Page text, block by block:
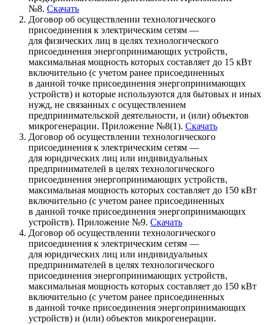
№8. Скачать
Договор об осуществлении технологического
присоединения к электрическим сетям —
для физических лиц в целях технологического
присоединения энергопринимающих устройств,
максимальная мощность которых составляет до 15 кВт
включительно (с учетом ранее присоединенных
в данной точке присоединения энергопринимающих
устройств) и которые используются для бытовых и иных
нужд, не связанных с осуществлением
предпринимательской деятельности, и (или) объектов
микрогенерации. Приложение №8(1). Скачать
Договор об осуществлении технологического
присоединения к электрическим сетям —
для юридических лиц или индивидуальных
предпринимателей в целях технологического
присоединения энергопринимающих устройств,
максимальная мощность которых составляет до 150 кВт
включительно (с учетом ранее присоединенных
в данной точке присоединения энергопринимающих
устройств). Приложение №9. Скачать
Договор об осуществлении технологического
присоединения к электрическим сетям —
для юридических лиц или индивидуальных
предпринимателей в целях технологического
присоединения энергопринимающих устройств,
максимальная мощность которых составляет до 150 кВт
включительно (с учетом ранее присоединенных
в данной точке присоединения энергопринимающих
устройств) и (или) объектов микрогенерации.